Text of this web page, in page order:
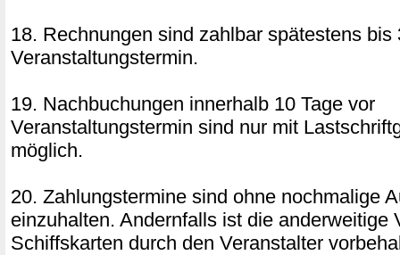
18. Rechnungen sind zahlbar spätestens bis
Veranstaltungstermin.
19. Nachbuchungen innerhalb 10 Tage vor
Veranstaltungstermin sind nur mit
möglich.
20. Zahlungstermine sind ohne nochmalige
einzuhalten. Andernfalls ist die anderweitige
Schiffskarten durch den Veranstalter